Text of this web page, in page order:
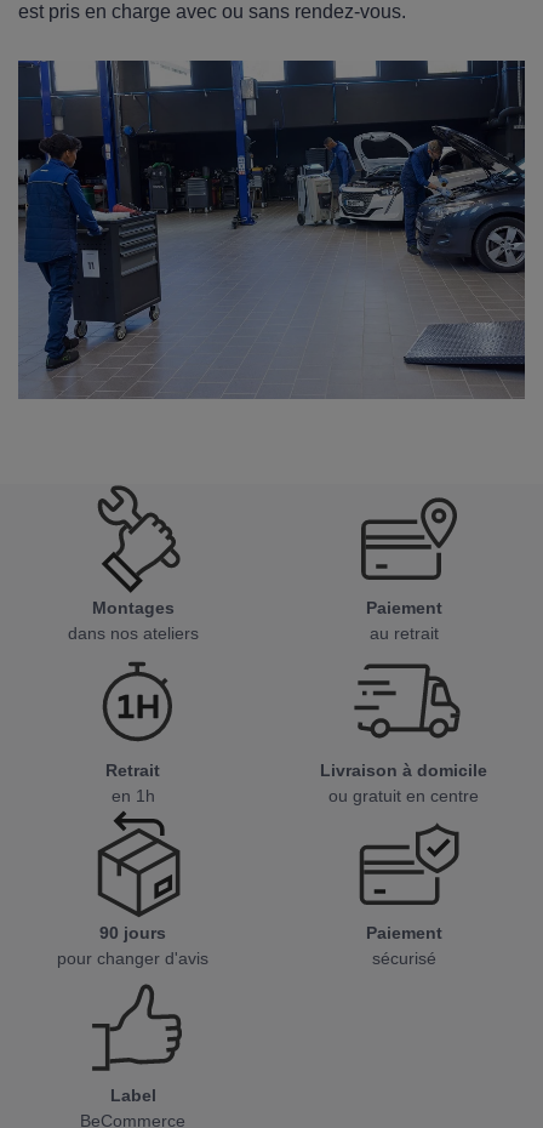
est pris en charge avec ou sans rendez-vous.
Montages
dans nos ateliers
Paiement
au retrait
Retrait
en 1h
Livraison à domicile
ou gratuit en centre
90 jours
pour changer d'avis
Paiement
sécurisé
Label
BeCommerce